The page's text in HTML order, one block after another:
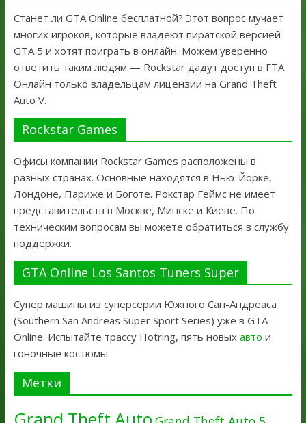
Станет ли GTA Online бесплатной? Этот вопрос мучает
многих игроков, которые владеют пиратской версией
GTA 5 и хотят поиграть в онлайн. Можем уверенно
ответить таким людям — Rockstar дадут доступ в ГТА
Онлайн только владельцам лицензии на Grand Theft
Auto V.
Rockstar Games
Офисы компании Rockstar Games расположены в
разных странах. Основные находятся в Нью-Йорке,
Лондоне, Париже и Боготе. Рокстар Геймс не имеет
представительств в Москве, Минске и Киеве. По
техническим вопросам вы можете обратиться в службу
поддержки.
GTA Online Los Santos Tuners Super
Супер машины из суперсерии Южного Сан-Андреаса
(Southern San Andreas Super Sport Series) уже в GTA
Online. Испытайте трассу Hotring, пять новых авто и
гоночные костюмы.
Метки